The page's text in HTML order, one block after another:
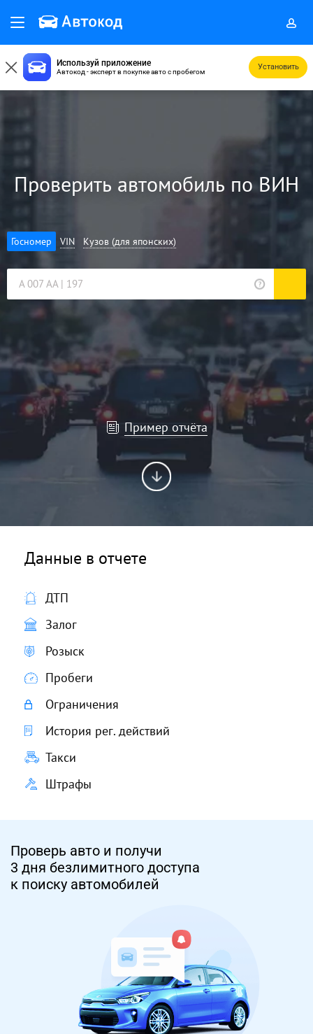
Используй приложение
Автокод - эксперт в покупке авто с пробегом
Установить
Проверить автомобиль по ВИН
Госномер VIN Кузов (для японских)
Пример отчёта
Данные в отчете
ДТП
Залог
Розыск
Пробеги
Ограничения
История рег. действий
Такси
Штрафы
Проверь авто и получи
3 дня безлимитного доступа
к поиску автомобилей